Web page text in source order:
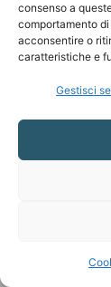
consenso a
comportamento
acconsentire o
caratteristiche e
Gestisci